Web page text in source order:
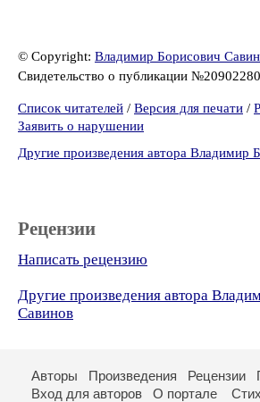
© Copyright: Владимир Борисович
Свидетельство о публикации
Список читателей / Версия для печати /
Заявить о нарушении
Другие произведения автора Владимир
Рецензии
Написать рецензию
Другие произведения автора
Савинов
Авторы Произведения Рецензии
Вход для авторов
О портале